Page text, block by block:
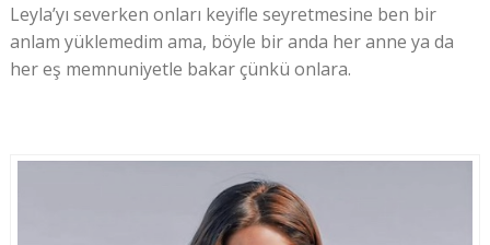
Leyla’yı severken onları keyifle seyretmesine ben bir
anlam yüklemedim ama, böyle bir anda her anne ya da
her eş memnuniyetle bakar çünkü onlara.